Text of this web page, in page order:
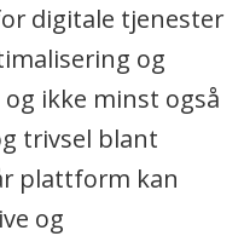
digitale tjenester
og
ikke minst også
trivsel blant
plattform kan
og